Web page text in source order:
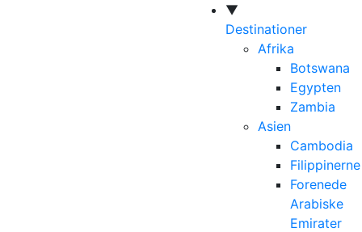
▼
Destinationer
Afrika
Botswana
Egypten
Zambia
Asien
Cambodia
Filippinerne
Forenede
Arabiske
Emirater